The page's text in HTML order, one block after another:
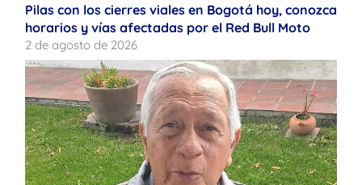
Pilas con los cierres viales en Bogotá hoy, conozca
horarios y vías afectadas por el Red Bull Moto
2 de agosto de 2026